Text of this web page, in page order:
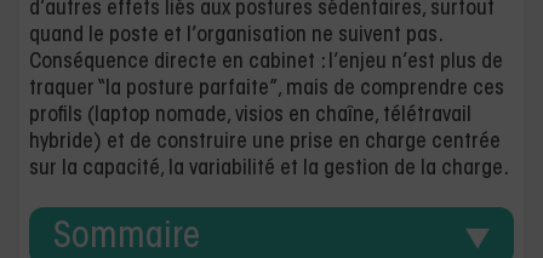
d’autres effets liés aux postures sédentaires, surtout
quand le poste et l’organisation ne suivent pas.
Conséquence directe en cabinet : l’enjeu n’est plus de
traquer “la posture parfaite”, mais de comprendre ces
profils (laptop nomade, visios en chaîne, télétravail
hybride) et de construire une prise en charge centrée
sur la capacité, la variabilité et la gestion de la charge.
Sommaire